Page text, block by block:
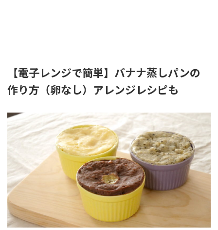
【電子レンジで簡単】バナナ蒸しパンの
作り方（卵なし）アレンジレシピも